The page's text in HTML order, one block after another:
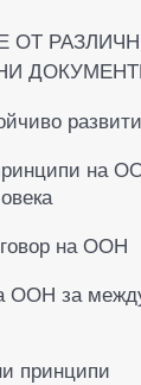
ОТ
на
на ООН
ООН за
принципи